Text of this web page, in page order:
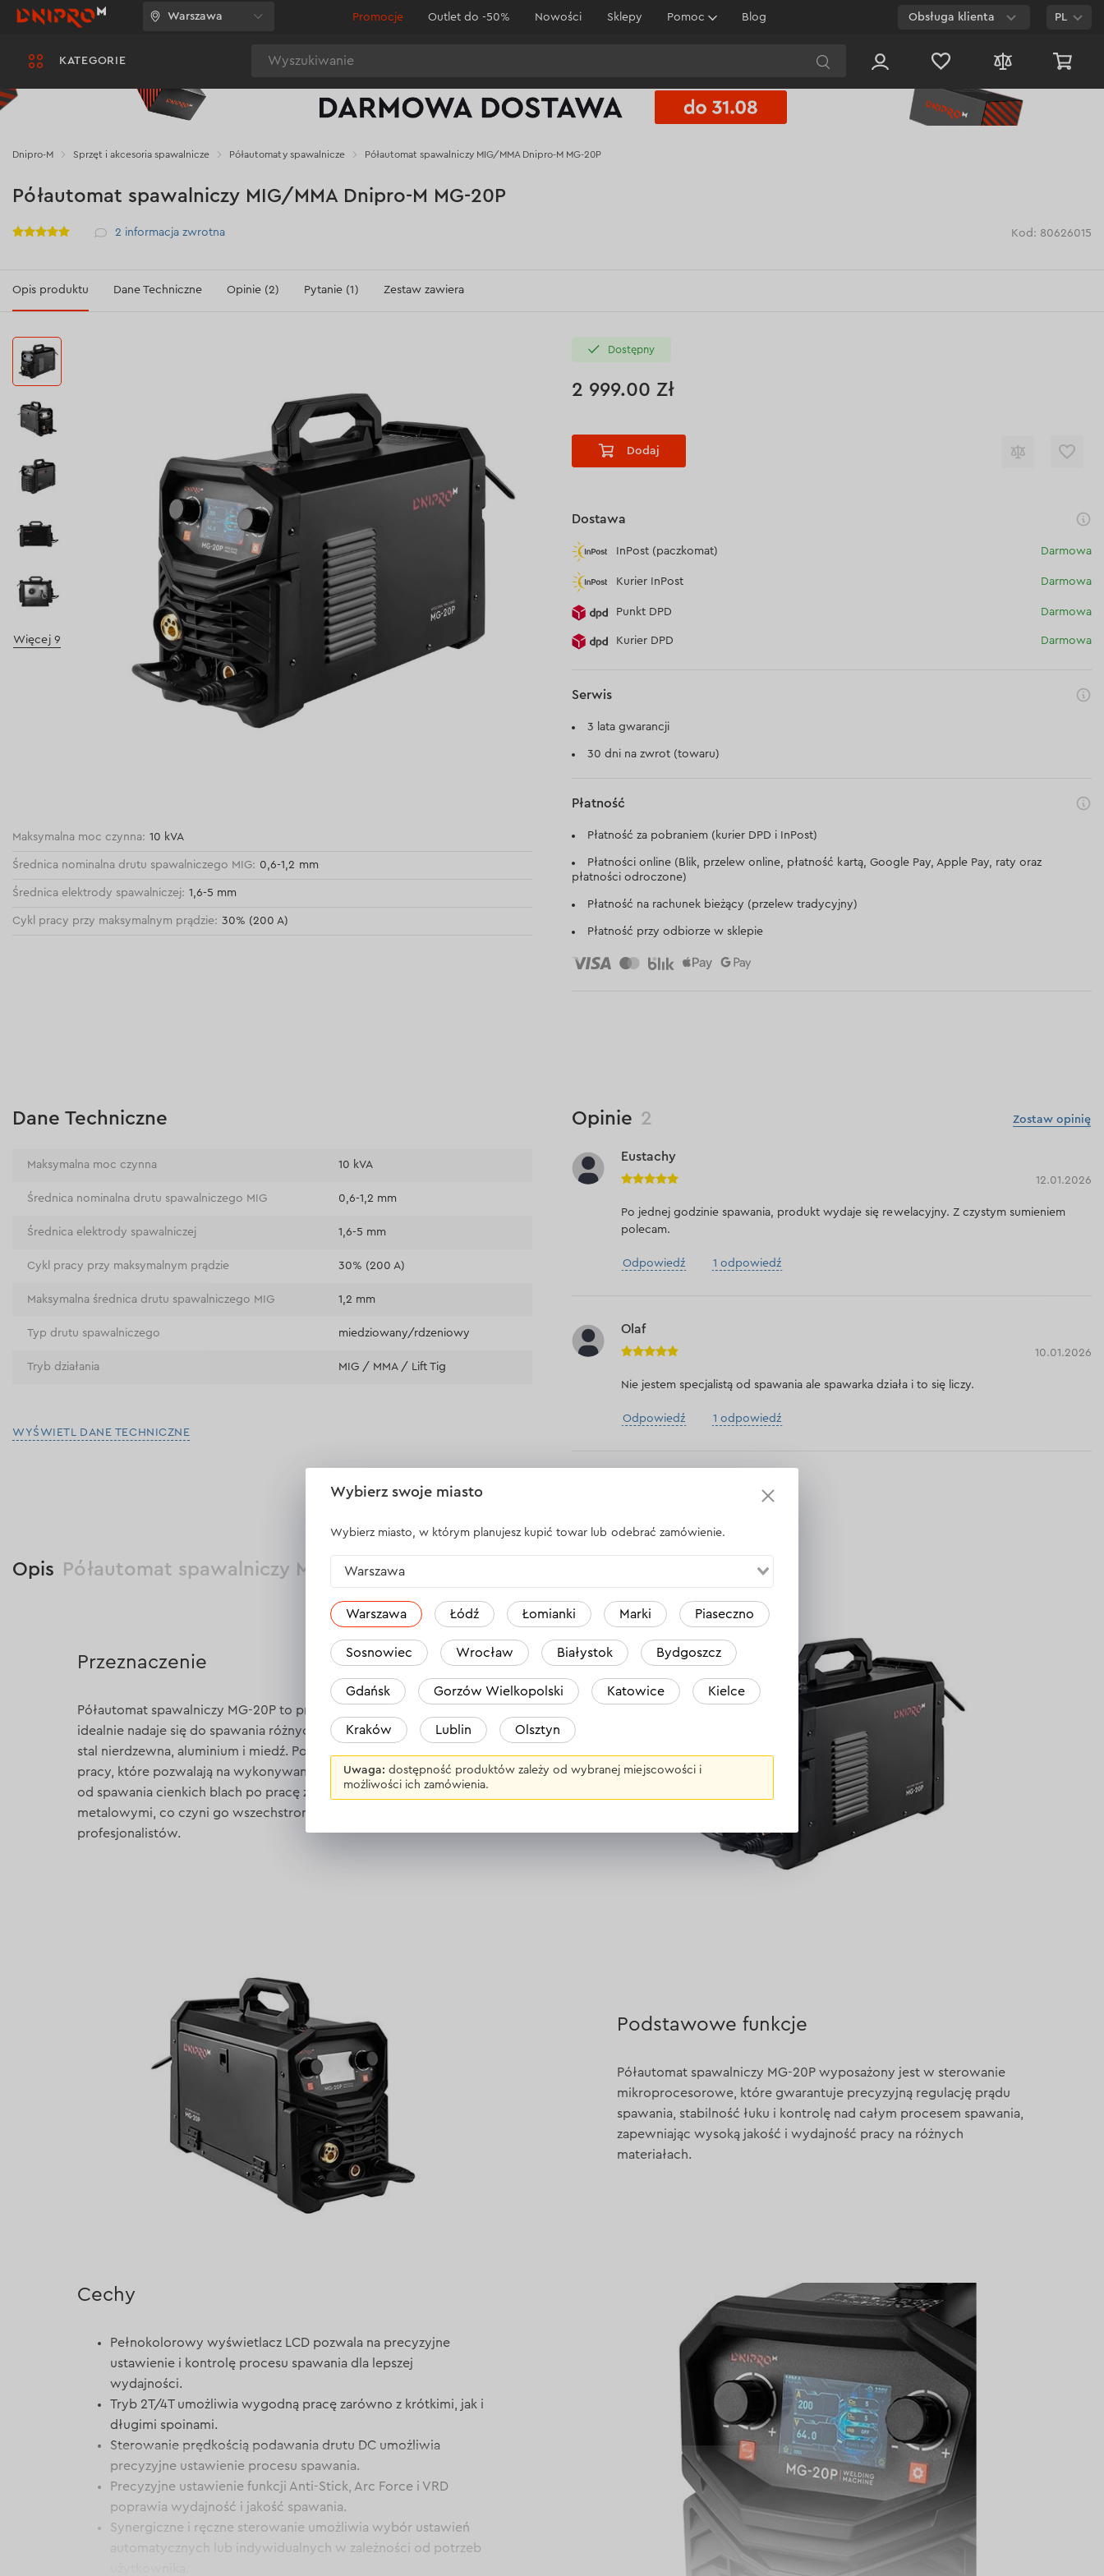
KATEGORIE
Warszawa Promocje Outlet do -50% Nowości Sklepy Pomoc Blog Obsługa klienta
Czat na
stronie
PL
Dnipro-M Sprzęt i akcesoria spawalnicze Półautomaty spawalnicze Półautomat spawalniczy MIG/MMA Dnipro-M MG-20P
Półautomat spawalniczy MIG/MMA Dnipro-M MG-20P
Рейтинг 2 informacja zwrotna Kod: 80626015
Opis produktu Dane Techniczne Opinie (2) Pytanie (1) Zestaw zawiera
Więcej 9
Maksymalna moc czynna: 10 kVA
Średnica nominalna drutu spawalniczego MIG: 0,6-1,2 mm
Średnica elektrody spawalniczej: 1,6-5 mm
Cykl pracy przy maksymalnym prądzie: 30% (200 A)
Dostępny
2 999.00 Zł
Dodaj
Dostawa
InPost (paczkomat) Darmowa
Kurier InPost Darmowa
Punkt DPD Darmowa
Kurier DPD Darmowa
Serwis
3 lata gwarancji
30 dni na zwrot (towaru)
Płatność
Płatność za pobraniem (kurier DPD i InPost)
Płatności online (Blik, przelew online, płatność kartą, Google Pay, Apple Pay, raty oraz
płatności odroczone)
Płatność na rachunek bieżący (przelew tradycyjny)
Płatność przy odbiorze w sklepie
Dane Techniczne
Maksymalna moc czynna 10 kVA
Średnica nominalna drutu spawalniczego MIG 0,6-1,2 mm
Średnica elektrody spawalniczej 1,6-5 mm
Cykl pracy przy maksymalnym prądzie 30% (200 A)
Maksymalna średnica drutu spawalniczego MIG 1,2 mm
Typ drutu spawalniczego miedziowany/rdzeniowy
Tryb działania MIG / MMA / Lift Tig
WYŚWIETL DANE TECHNICZNE
Zostaw opinię
Opinie 2
Eustachy
12.01.2026
Po jednej godzinie spawania, produkt wydaje się rewelacyjny. Z czystym sumieniem
polecam.
Odpowiedź 1 odpowiedź
Olaf
10.01.2026
Nie jestem specjalistą od spawania ale spawarka działa i to się liczy.
Odpowiedź 1 odpowiedź
Opis Półautomat spawalniczy MIG/MMA Dnipro-M MG-20P
Przeznaczenie
Półautomat spawalniczy MG-20P to profesjonalne narzędzie, które
idealnie nadaje się do spawania różnych materiałów, takich jak stal,
stal nierdzewna, aluminium i miedź. Posiada sześć różnych trybów
pracy, które pozwalają na wykonywanie szerokiego zakresu zadań,
od spawania cienkich blach po pracę z grubymi konstrukcjami
metalowymi, co czyni go wszechstronnym rozwiązaniem dla
profesjonalistów.
Podstawowe funkcje
Półautomat spawalniczy MG-20P wyposażony jest w sterowanie
mikroprocesorowe, które gwarantuje precyzyjną regulację prądu
spawania, stabilność łuku i kontrolę nad całym procesem spawania,
zapewniając wysoką jakość i wydajność pracy na różnych
materiałach.
Cechy
Pełnokolorowy wyświetlacz LCD pozwala na precyzyjne
ustawienie i kontrolę procesu spawania dla lepszej
wydajności.
Tryb 2T/4T umożliwia wygodną pracę zarówno z krótkimi, jak i
długimi spoinami.
Sterowanie prędkością podawania drutu DC umożliwia
precyzyjne ustawienie procesu spawania.
Precyzyjne ustawienie funkcji Anti-Stick, Arc Force i VRD
poprawia wydajność i jakość spawania.
Synergiczne i ręczne sterowanie umożliwia wybór ustawień
automatycznych lub indywidualnych w zależności od potrzeb
Wybierz swoje miasto
Wybierz miasto, w którym planujesz kupić towar lub odebrać zamówienie.
Warszawa
Warszawa Łódź Łomianki Marki Piaseczno
Sosnowiec Wrocław Białystok Bydgoszcz
Gdańsk Gorzów Wielkopolski Katowice Kielce
Kraków Lublin Olsztyn
Uwaga: dostępność produktów zależy od wybranej miejscowości i
możliwości ich zamówienia.